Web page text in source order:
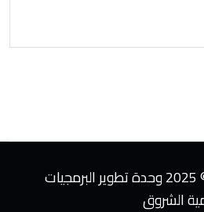
جميع الحقوق محفوظة © 2025 وحدة تطوير البرمجيات
الشروق